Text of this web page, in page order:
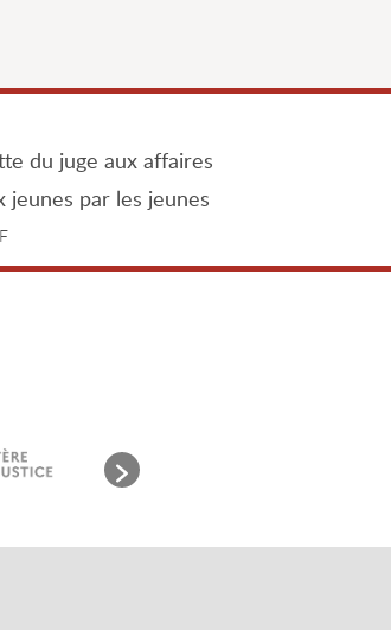
du juge aux affaires
jeunes par les jeunes